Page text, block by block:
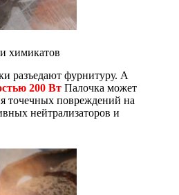
химикатов
разъедают фурнитуру. A
200 Вт Палочка может
точечных повреждений на
нейтрализаторов и